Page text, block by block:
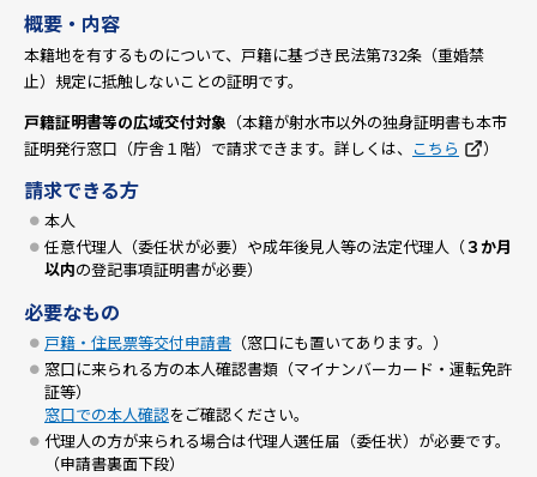
概要・内容
本籍地を有するものについて、戸籍に基づき民法第732条（重婚禁
止）規定に抵触しないことの証明です。
戸籍証明書等の広域交付対象 （本籍が射水市以外の独身証明書も本市
証明発行窓口（庁舎１階）で請求できます。詳しくは、 こちら ）
請求できる方
本人
任意代理人（委任状が必要）や成年後見人等の法定代理人（３か月
以内の登記事項証明書が必要）
必要なもの
戸籍・住民票等交付申請書 （窓口にも置いてあります。）
窓口に来られる方の本人確認書類（マイナンバーカード・運転免許
証等）
窓口での本人確認をご確認ください。
代理人の方が来られる場合は代理人選任届（委任状）が必要です。
（申請書裏面下段）